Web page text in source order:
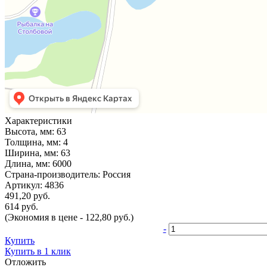
Характеристики
Высота, мм: 63
Толщина, мм: 4
Ширина, мм: 63
Длина, мм: 6000
Страна-производитель: Россия
Артикул: 4836
491,20 руб.
614 руб.
(Экономия в цене - 122,80 руб.)
-
Купить
Купить в 1 клик
Отложить